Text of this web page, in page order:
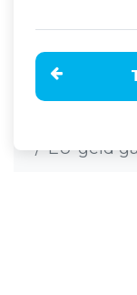
EU-geld